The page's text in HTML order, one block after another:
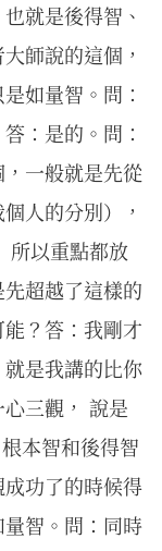
就是後得智、
師說的這個，
如量智。問：
：是的。問：
一般就是先從
人的分別），
所以重點都放
超越了這樣的
？答：我剛才
是我講的比你
三觀， 說是
本智和後得智
功了的時候得
智。問：同時